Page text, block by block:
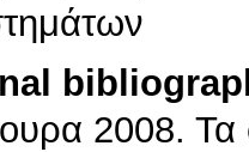
2008. Τα